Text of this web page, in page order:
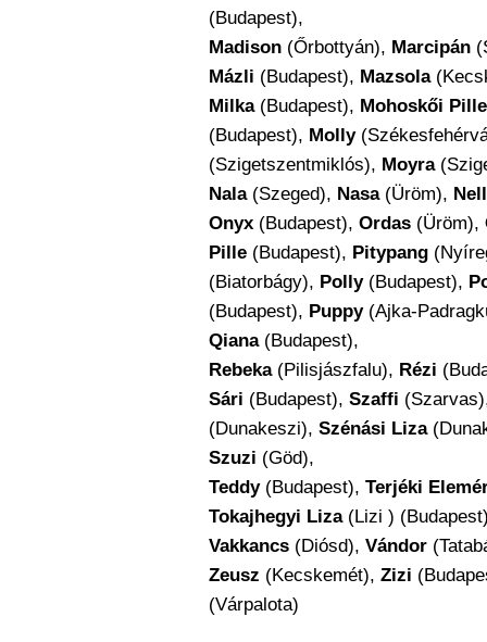
(Budapest),
Madison(Őrbottyán), Marcipán
Mázli (Budapest), Mazsola
Milka(Budapest), Mohoskői Pille
(Budapest), Molly
(Szigetszentmiklós), Moyra
Nala(Szeged), Nasa(Üröm),
Onyx(Budapest), Ordas(Üröm),
Pille(Budapest), Pitypang
(Biatorbágy), Polly(Budapest),
(Budapest), Puppy(Ajka-
Qiana(Budapest),
Rebeka(Pilisjászfalu), Rézi
Sári (Budapest), Szaffi
(Dunakeszi), Szénási Liza
Szuzi (Göd),
Teddy(Budapest), Terjéki
Tokajhegyi Liza(Lizi )
Vakkancs(Diósd), Vándor
Zeusz (Kecskemét), Zizi
(Várpalota)